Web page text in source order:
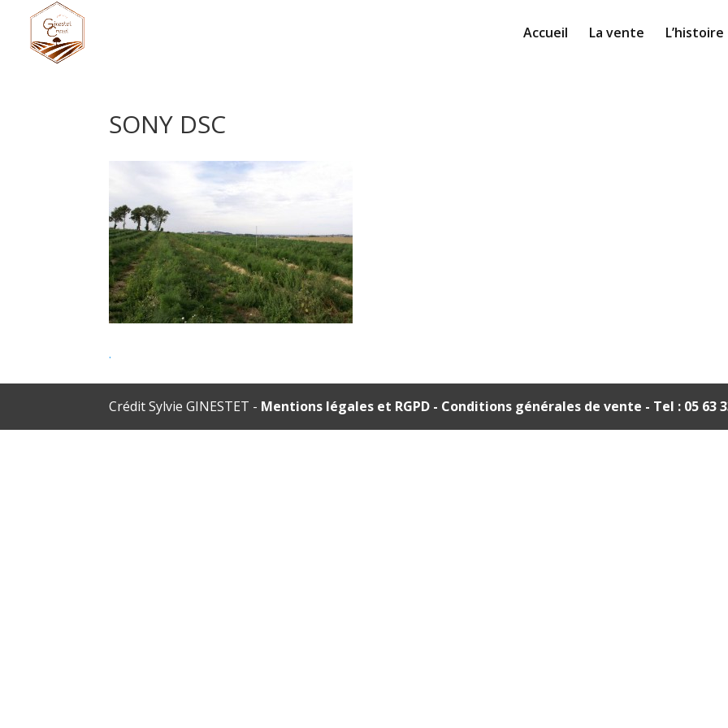
Accueil La vente L’histoire
SONY DSC
.
Crédit Sylvie GINESTET - Mentions légales et RGPD - Conditions générales de vente - Tel : 05 63